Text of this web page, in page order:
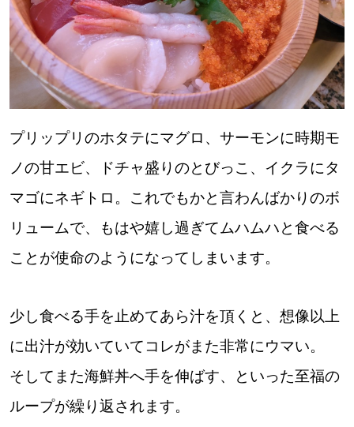
プリップリのホタテにマグロ、サーモンに時期モ
ノの甘エビ、ドチャ盛りのとびっこ、イクラにタ
マゴにネギトロ。これでもかと言わんばかりのボ
リュームで、もはや嬉し過ぎてムハムハと食べる
ことが使命のようになってしまいます。
少し食べる手を止めてあら汁を頂くと、想像以上
に出汁が効いていてコレがまた非常にウマい。
そしてまた海鮮丼へ手を伸ばす、といった至福の
ループが繰り返されます。